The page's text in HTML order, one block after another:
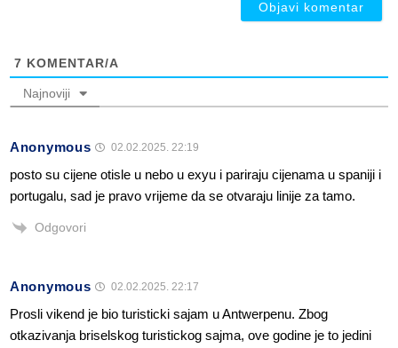
7 KOMENTAR/A
Najnoviji
Anonymous 02.02.2025. 22:19
posto su cijene otisle u nebo u exyu i pariraju cijenama u spaniji i
portugalu, sad je pravo vrijeme da se otvaraju linije za tamo.
Odgovori
Anonymous 02.02.2025. 22:17
Prosli vikend je bio turisticki sajam u Antwerpenu. Zbog
otkazivanja briselskog turistickog sajma, ove godine je to jedini